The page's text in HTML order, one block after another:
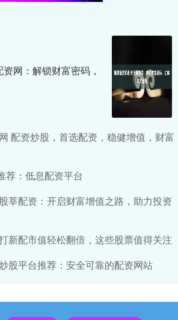
网：解锁财富密码，
配资炒股，首选配资，稳健增值，财富
荐：低息配资平台
莘配资：开启财富增值之路，助力投资
新配市值轻松翻倍，这些股票值得关注
股平台推荐：安全可靠的配资网站